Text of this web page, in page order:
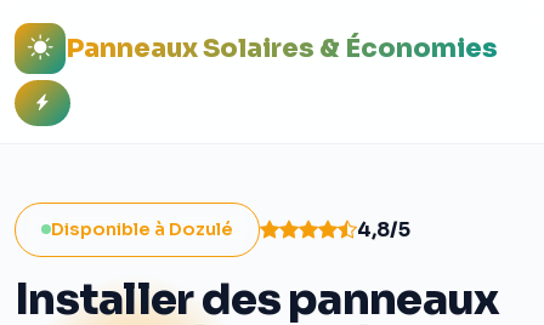
Panneaux Solaires & Économies
Disponible à Dozulé 4,8/5
Installer des panneaux